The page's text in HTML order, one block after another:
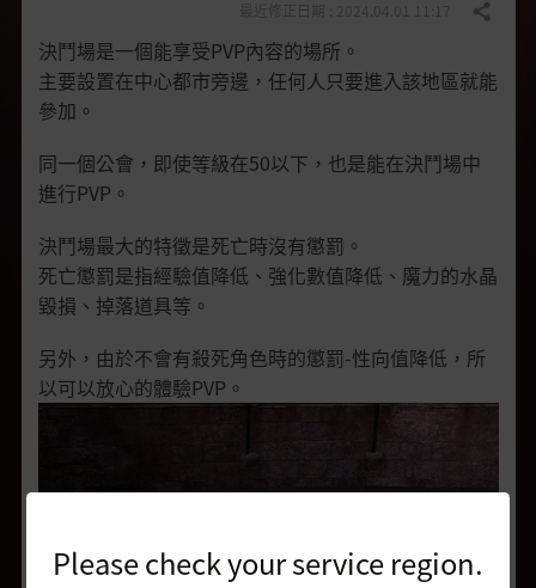
Please check your service region.
分享
決鬥場是一個能享受PVP內容的場所。
主要設置在中心都市旁邊，任何人只要進入該地區就能
參加。
同一個公會，即使等級在50以下，也是能在決鬥場中
進行PVP。
決鬥場最大的特徵是死亡時沒有懲罰。
死亡懲罰是指經驗值降低、強化數值降低、魔力的水晶
毀損、掉落道具等。
另外，由於不會有殺死角色時的懲罰-性向值降低，所
以可以放心的體驗PVP。